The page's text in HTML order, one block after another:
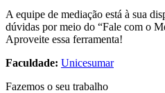
A equipe de mediação está à sua
dúvidas por meio do “Fale com o
Aproveite essa ferramenta!
Faculdade: Unicesumar
Fazemos o seu trabalho